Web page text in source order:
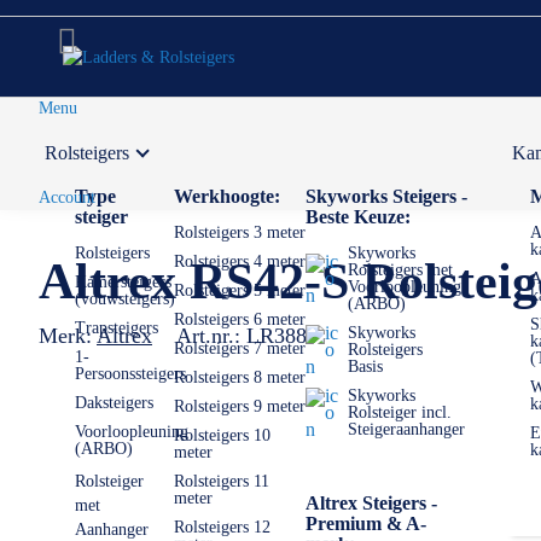
Menu
Rolsteigers
Type
steiger
Rolsteigers
Kamersteigers
(vouwsteigers)
Trapsteigers
1-
Persoonssteigers
Daksteigers
Voorloopleuning
(ARBO)
Rolsteiger
met
Aanhanger
Werkhoogte:
Rolsteigers 3 meter
Rolsteigers 4 meter
Rolsteigers 5 meter
Rolsteigers 6 meter
Rolsteigers 7 meter
Rolsteigers 8 meter
Rolsteigers 9 meter
Rolsteigers 10
meter
Rolsteigers 11
meter
Rolsteigers 12
Skyworks Steigers -
Beste Keuze:
Skyworks
Rolsteigers met
Voorloopleuning
(ARBO)
Skyworks
Rolsteigers
Basis
Skyworks
Rolsteiger incl.
Steigeraanhanger
Altrex Steigers -
Premium & A-
Account
Altrex RS42-S
Merk: Altrex Art.nr.: LR3880